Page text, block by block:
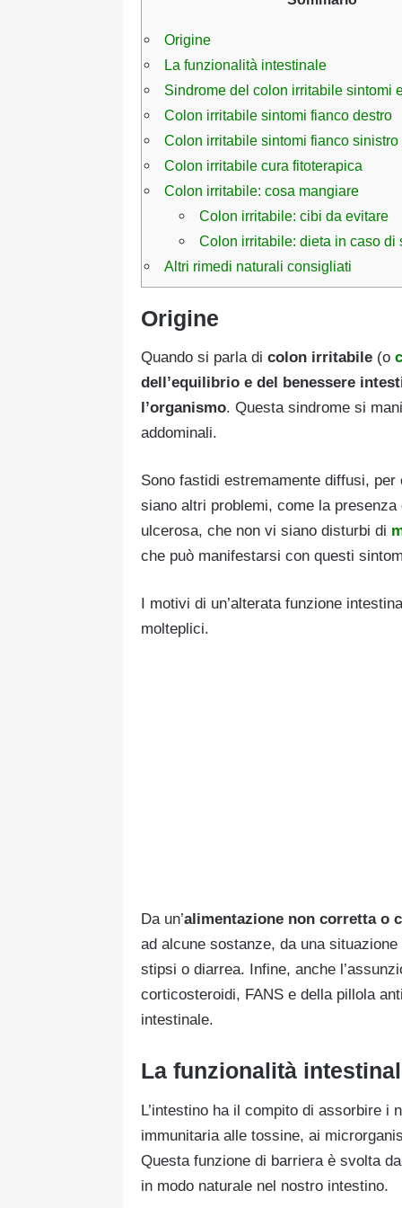
Origine
La funzionalità intestinale
Sindrome del colon irritabile sintomi
Colon irritabile sintomi fianco destro
Colon irritabile sintomi fianco sinistro
Colon irritabile cura fitoterapica
Colon irritabile: cosa mangiare
Colon irritabile: cibi da evitare
Colon irritabile: dieta in caso di
Altri rimedi naturali consigliati
Origine
Quando si parla di colon irritabile (o
dell’equilibrio e del benessere
l’organismo. Questa sindrome si
addominali.
Sono fastidi estremamente diffusi,
siano altri problemi, come la presenza
ulcerosa, che non vi siano disturbi di
che può manifestarsi con questi
I motivi di un’alterata funzione
molteplici.
Da un’alimentazione non corretta o
ad alcune sostanze, da una situazione
stipsi o diarrea. Infine, anche
corticosteroidi, FANS e della pillola
intestinale.
La funzionalità
L’intestino ha il compito di assorbire
immunitaria alle tossine, ai
Questa funzione di barriera è svolta
in modo naturale nel nostro intestino.